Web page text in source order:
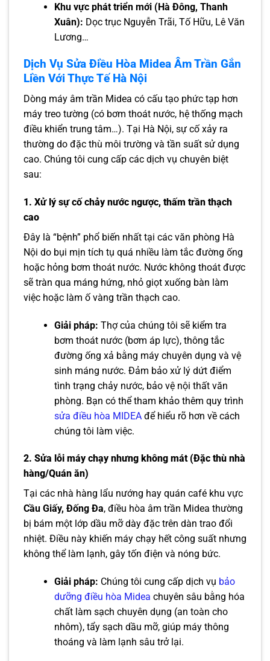
Khu vực phát triển mới (Hà Đông, Thanh
Xuân): Dọc trục Nguyễn Trãi, Tố Hữu, Lê Văn
Lương…
Dịch Vụ Sửa Điều Hòa Midea Âm Trần Gắn
Liền Với Thực Tế Hà Nội
Dòng máy âm trần Midea có cấu tạo phức tạp hơn
máy treo tường (có bơm thoát nước, hệ thống mạch
điều khiển trung tâm…). Tại Hà Nội, sự cố xảy ra
thường do đặc thù môi trường và tần suất sử dụng
cao. Chúng tôi cung cấp các dịch vụ chuyên biệt
sau:
1. Xử lý sự cố chảy nước ngược, thấm trần thạch
cao
Đây là “bệnh” phổ biến nhất tại các văn phòng Hà
Nội do bụi mịn tích tụ quá nhiều làm tắc đường ống
hoặc hỏng bơm thoát nước. Nước không thoát được
sẽ tràn qua máng hứng, nhỏ giọt xuống bàn làm
việc hoặc làm ố vàng trần thạch cao.
Giải pháp: Thợ của chúng tôi sẽ kiểm tra
bơm thoát nước (bơm áp lực), thông tắc
đường ống xả bằng máy chuyên dụng và vệ
sinh máng nước. Đảm bảo xử lý dứt điểm
tình trạng chảy nước, bảo vệ nội thất văn
phòng. Bạn có thể tham khảo thêm quy trình
sửa điều hòa MIDEAđể hiểu rõ hơn về cách
chúng tôi làm việc.
2. Sửa lỗi máy chạy nhưng không mát (Đặc thù nhà
hàng/Quán ăn)
Tại các nhà hàng lẩu nướng hay quán café khu vực
Cầu Giấy, Đống Đa, điều hòa âm trần Midea thường
bị bám một lớp dầu mỡ dày đặc trên dàn trao đổi
nhiệt. Điều này khiến máy chạy hết công suất nhưng
không thể làm lạnh, gây tốn điện và nóng bức.
Giải pháp: Chúng tôi cung cấp dịch vụ bảo
dưỡng điều hòa Midea chuyên sâu bằng hóa
chất làm sạch chuyên dụng (an toàn cho
nhôm), tẩy sạch dầu mỡ, giúp máy thông
thoáng và làm lạnh sâu trở lại.